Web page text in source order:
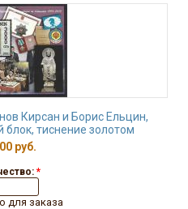
Кирсан и Борис Ельцин,
тиснение золотом
руб.
*
для заказа